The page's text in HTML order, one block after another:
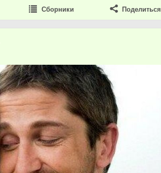
Сборники Поделиться